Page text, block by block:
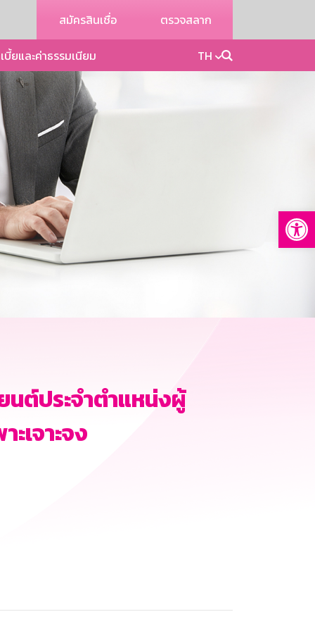
สมัครสินเชื่อ ตรวจสลาก
บี้ยและค่าธรรมเนียม TH
นต์ประจำตำแหน่งผู้
เจาะจง